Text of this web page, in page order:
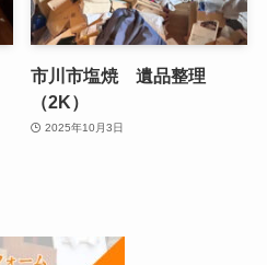
市川市塩焼 遺品整理
（2K）
2025年10月3日